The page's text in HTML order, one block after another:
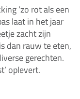
‘zo rot als een
laat in het jaar
zacht zijn
dan rauw te eten,
gerechten.
oplevert.